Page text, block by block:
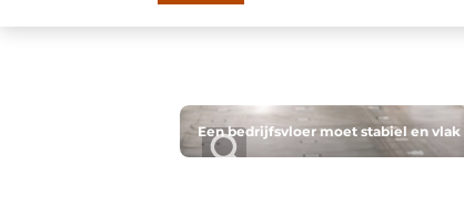
Een bedrijfsvloer moet stabiel en vlak